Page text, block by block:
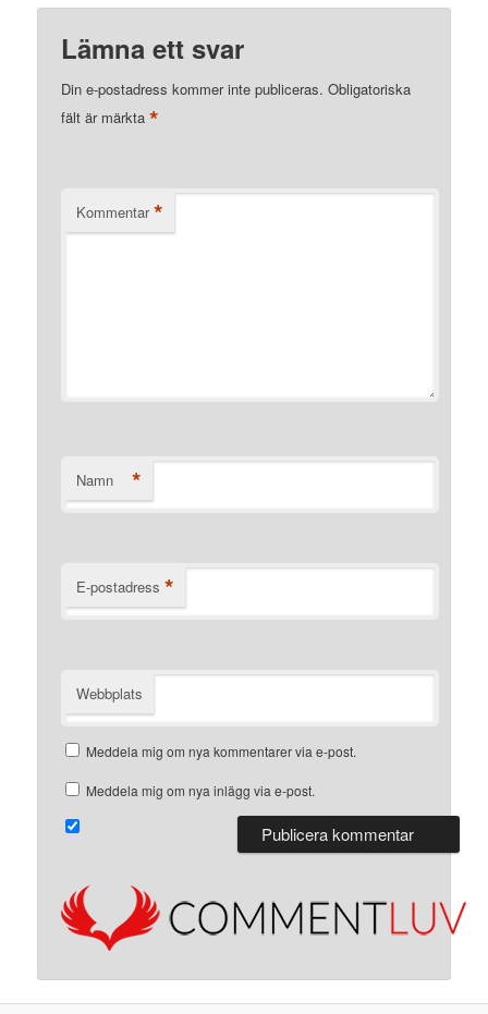
Lämna ett svar
Din e-postadress kommer inte publiceras. Obligatoriska
fält är märkta*
Kommentar *
Namn *
E-postadress *
Webbplats
Meddela mig om nya kommentarer via e-post.
Meddela mig om nya inlägg via e-post.